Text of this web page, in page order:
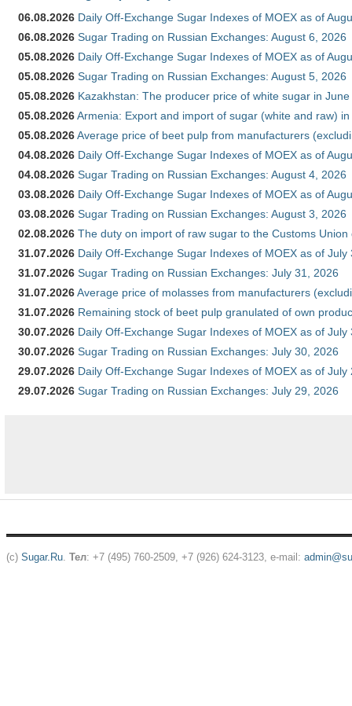
06.08.2026 Daily Off-Exchange Sugar Indexes of MOEX as of
06.08.2026 Sugar Trading on Russian Exchanges: August 6, 2026
05.08.2026 Daily Off-Exchange Sugar Indexes of MOEX as of
05.08.2026 Sugar Trading on Russian Exchanges: August 5, 2026
05.08.2026 Kazakhstan: The producer price of white sugar in
05.08.2026Armenia: Export and import of sugar (white and raw)
05.08.2026Average price of beet pulp from manufacturers
04.08.2026 Daily Off-Exchange Sugar Indexes of MOEX as of
04.08.2026 Sugar Trading on Russian Exchanges: August 4, 2026
03.08.2026 Daily Off-Exchange Sugar Indexes of MOEX as of
03.08.2026 Sugar Trading on Russian Exchanges: August 3, 2026
02.08.2026 The duty on import of raw sugar to the Customs
31.07.2026 Daily Off-Exchange Sugar Indexes of MOEX as of July
31.07.2026 Sugar Trading on Russian Exchanges: July 31, 2026
31.07.2026Average price of molasses from manufacturers
31.07.2026 Remaining stock of beet pulp granulated of own
30.07.2026 Daily Off-Exchange Sugar Indexes of MOEX as of July
30.07.2026 Sugar Trading on Russian Exchanges: July 30, 2026
29.07.2026 Daily Off-Exchange Sugar Indexes of MOEX as of July
29.07.2026 Sugar Trading on Russian Exchanges: July 29, 2026
(c) Sugar.Ru. Тел: +7 (495) 760-2509, +7 (926) 624-3123, e-mail: